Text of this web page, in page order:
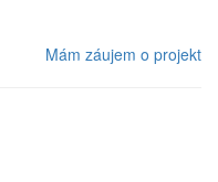
Mám záujem o projekt